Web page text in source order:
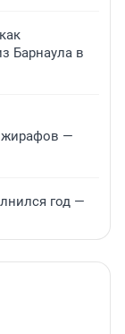
Барнаула в
жирафов —
год —